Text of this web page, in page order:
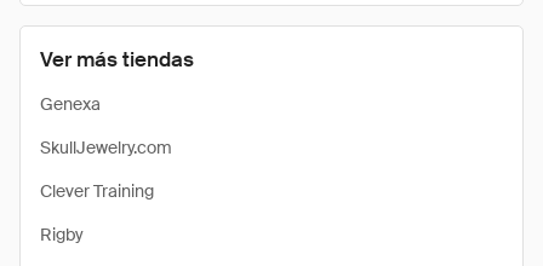
Ver más tiendas
Genexa
SkullJewelry.com
Clever Training
Rigby